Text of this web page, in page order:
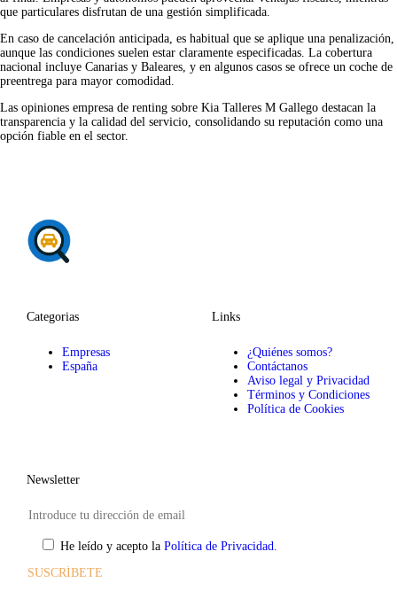
que particulares disfrutan de una gestión simplificada.
En caso de cancelación anticipada, es habitual que se aplique una penalización,
aunque las condiciones suelen estar claramente especificadas. La cobertura
nacional incluye Canarias y Baleares, y en algunos casos se ofrece un coche de
preentrega para mayor comodidad.
Las opiniones empresa de renting sobre Kia Talleres M Gallego destacan la
transparencia y la calidad del servicio, consolidando su reputación como una
opción fiable en el sector.
Categorias
Empresas
España
Links
¿Quiénes somos?
Contáctanos
Aviso legal y Privacidad
Términos y Condiciones
Política de Cookies
Newsletter
He leído y acepto la Política de Privacidad.